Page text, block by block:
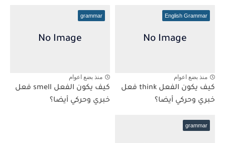
English Grammar
منذ بضع اعوام
كيف يكون الفعل think فعل
خبري وحركي أيضا؟
grammar
منذ بضع اعوام
كيف يكون الفعل smell فعل
خبري وحركي أيضا؟
grammar